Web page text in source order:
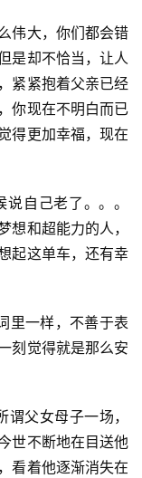
伟大，你们都会错
是却不恰当，让人
紧紧抱着父亲已经
你现在不明白而已
得更加幸福，现在
自己老了。。。
想和超能力的人，
起这单车，还有幸
里一样，不善于表
刻觉得就是那么安
父女母子一场，
世不断地在目送他
看着他逐渐消失在